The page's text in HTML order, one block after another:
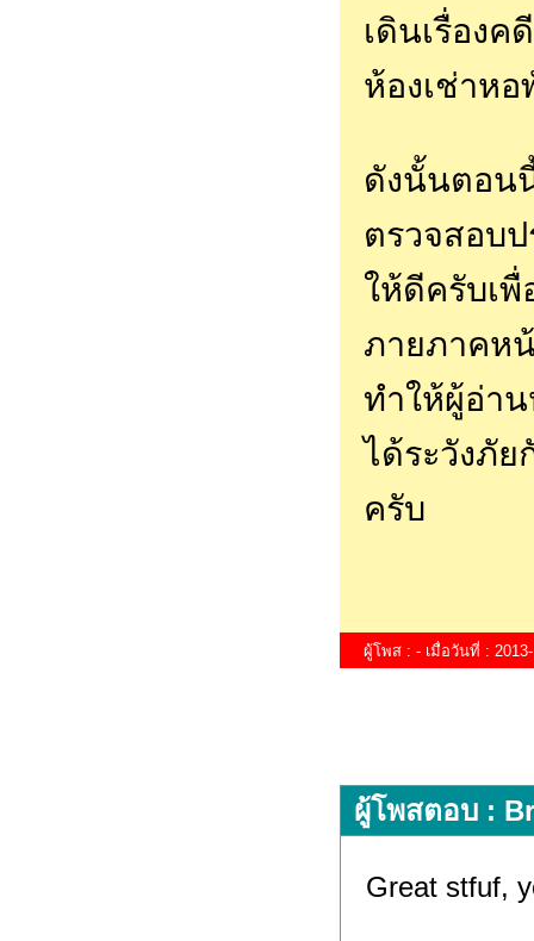
เดินเรื่อง
ห้องเช่าหอ
ดังนั้นตอน
ตรวจสอบ
ให้ดีครับเ
ภายภาคห
ทำให้ผู้อ่า
ได้ระวังภั
ครับ
ผู้โพส : - เมื่อวันที่ : 2013-
ผู้โพสตอบ :
Great stfuf,